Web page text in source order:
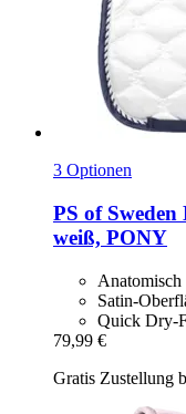
3 Optionen
PS of Sweden
weiß, PONY
Satin-
Quick Dry-
79,99 €
Gratis Zustellung